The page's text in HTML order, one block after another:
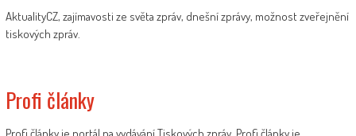
AktualityCZ, zajímavosti ze světa zpráv, dnešní zprávy, možnost zveřejnění
tiskových zpráv.
Profi články